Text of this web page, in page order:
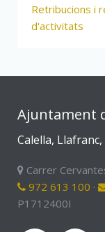
Retribucions i
d'activitats
Ajuntament
Calella,
Carrer
972 613 100 ·
P1712400I